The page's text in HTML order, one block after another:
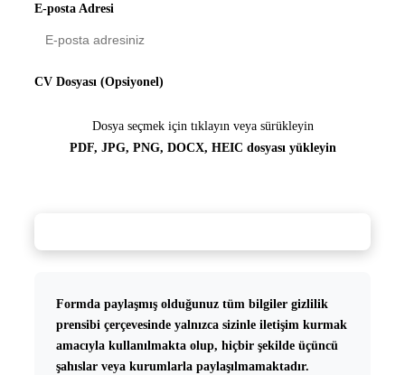
E-posta Adresi
CV Dosyası (Opsiyonel)
Dosya seçmek için tıklayın veya sürükleyin
PDF, JPG, PNG, DOCX, HEIC dosyası yükleyin
Formda paylaşmış olduğunuz tüm bilgiler gizlilik
prensibi çerçevesinde yalnızca sizinle iletişim kurmak
amacıyla kullanılmakta olup, hiçbir şekilde üçüncü
şahıslar veya kurumlarla paylaşılmamaktadır.